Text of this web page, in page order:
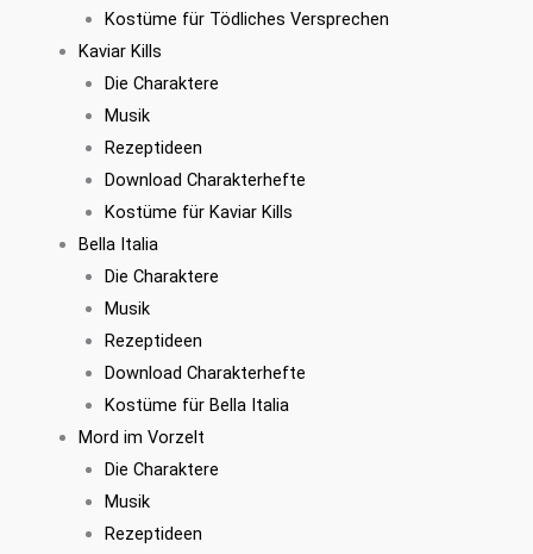
Kostüme für Tödliches Versprechen
Kaviar Kills
Die Charaktere
Musik
Rezeptideen
Download Charakterhefte
Kostüme für Kaviar Kills
Bella Italia
Die Charaktere
Musik
Rezeptideen
Download Charakterhefte
Kostüme für Bella Italia
Mord im Vorzelt
Die Charaktere
Musik
Rezeptideen